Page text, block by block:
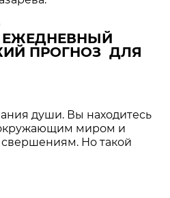
ПРОГНОЗ ДЛЯ
души. Вы находитесь
миром и
Но такой